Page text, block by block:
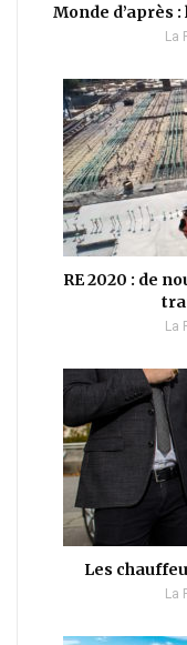
Monde d’après
La
RE 2020 : de
La
Les
La